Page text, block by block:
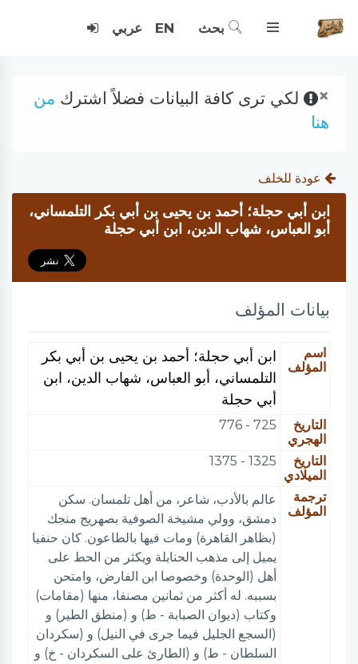
بحث EN عربي
× لكي ترى كافة البيانات فضلاً اشترك من
هنا
عودة للخلف
ابن أبي حجلة؛ أحمد بن يحيى بن أبي بكر التلمساني،
أبو العباس، شهاب الدين، ابن أبي حجلة
بيانات المؤلف
اسم
المؤلف
ابن أبي حجلة؛ أحمد بن يحيى بن أبي بكر
التلمساني، أبو العباس، شهاب الدين، ابن
أبي حجلة
التاريخ
الهجري
725 - 776
التاريخ
الميلادي
1325 - 1375
ترجمة
المؤلف
عالم بالأدب، شاعر، من أهل تلمسان. سكن
دمشق، وولي مشيخة الصوفية بصهريج منجك
(بظاهر القاهرة) ومات فيها بالطاعون. كان حنفيا
يميل إلى مذهب الحنابلة ويكثر من الحط على
أهل (الوحدة) وخصوصا ابن الفارض، وامتحن
بسببه. له أكثر من ثمانين مصنفا، منها (مقامات)
وكتاب (ديوان الصبابة - ط) و (منطق الطير) و
(السجع الجليل فيما جرى في النيل) و (سكردان
السلطان - ط) و (الطارئ على السكردان - خ) و